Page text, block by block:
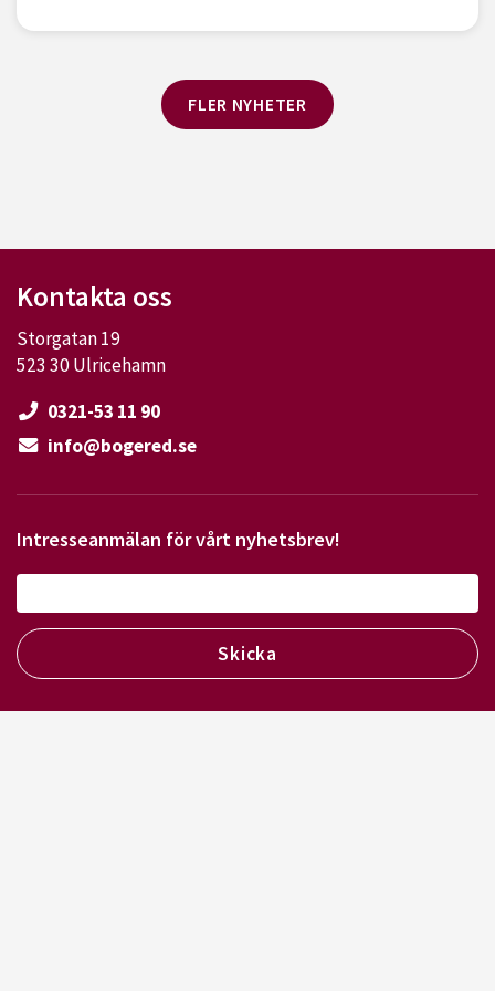
FLER NYHETER
Kontakta oss
Storgatan 19
523 30 Ulricehamn
0321-53 11 90
info@bogered.se
Intresseanmälan för vårt nyhetsbrev!